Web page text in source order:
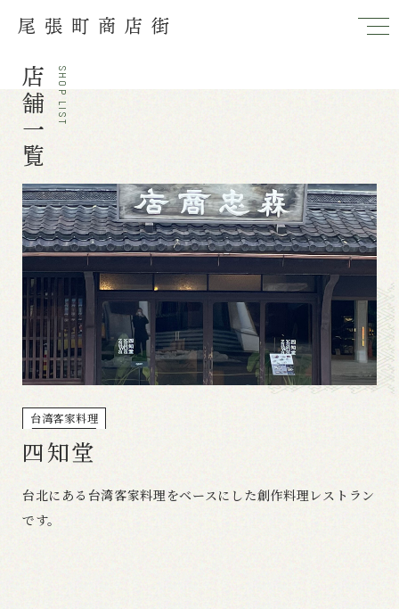
尾張町商店街
店舗一覧SHOP LIST
四知堂
台湾客家料理
台北にある台湾客家料理をベースにした創作料理レストラン
です。